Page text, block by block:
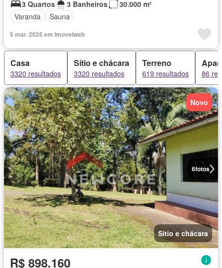
3 Quartos
3 Banheiros
30.000 m²
Varanda
Sauna
5 mar. 2025 em Imovelweb
Casa
3320 resultados
Sítio e chácara
3320 resultados
Terreno
619 resultados 86
6fotos
Novo
Sítio e chácara
R$ 898.160